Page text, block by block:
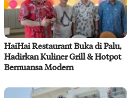
HaiHai Restaurant Buka di Palu,
Hadirkan Kuliner Grill & Hotpot
Bernuansa Modern